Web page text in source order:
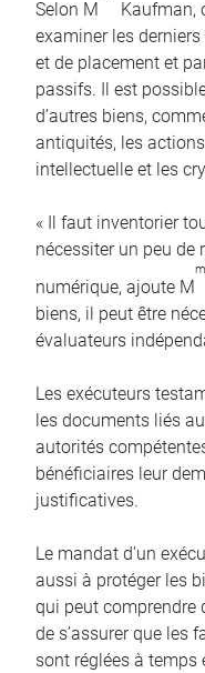
Selon M
Kaufman,
examiner les
et de placement et
passifs. Il est
d’autres biens,
antiquités, les
intellectuelle et les
« Il faut inventorier
nécessiter un peu de
numérique, ajoute M
biens, il peut être
évaluateurs
Les exécuteurs
les documents liés
autorités
bénéficiaires leur
justificatives.
Le mandat d’un
aussi à protéger les
qui peut comprendre
de s’assurer que les
sont réglées à temps